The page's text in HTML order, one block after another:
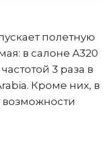
полетную
в салоне A320
3 раза в
Кроме них, в